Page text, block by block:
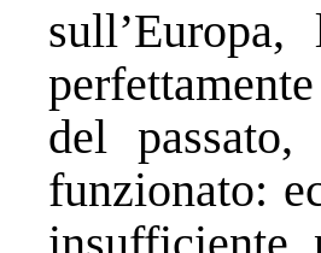
del
funzionato: